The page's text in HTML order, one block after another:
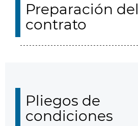
Preparación del
contrato
Pliegos de
condiciones